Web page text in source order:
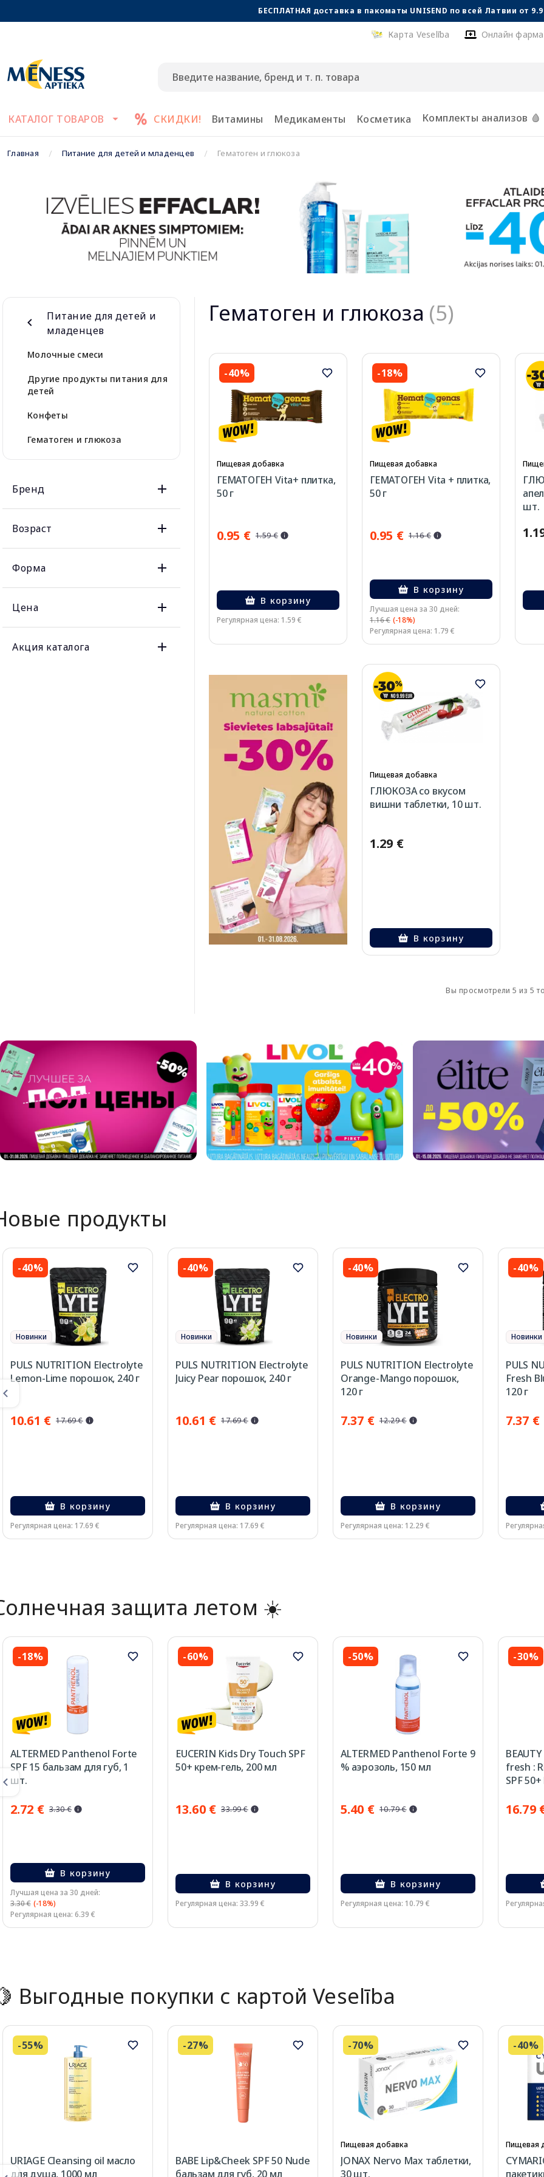
БЕСПЛАТНАЯ доставка в пакоматы UNISEND по всей Латвии от
Карта Veselība Онлайн
КАТАЛОГ ТОВАРОВ СКИДКИ! Витамины Медикаменты Косметика Комплекты анализов 🩸
Главная Питание для детей и младенцев Гематоген и глюкоза
Питание для детей и
младенцев
Молочные смеси
Другие продукты питания для
детей
Конфеты
Гематоген и глюкоза
Бренд
Возраст
Форма
Цена
Акция каталога
Гематоген и глюкоза (5)
-40%
Пищевая добавка
ГЕМАТОГЕН Vita+ плитка,
50 г
0.95 € 1.59 €
В корзину
Регулярная цена: 1.59 €
-18%
Пищевая добавка
ГЕМАТОГЕН Vita + плитка,
50 г
0.95 € 1.16 €
В корзину
Лучшая цена за 30 дней:
1.16 € (-18%)
Регулярная цена: 1.79 €
шт.
Пищевая добавка
ГЛЮКОЗА со вкусом
вишни таблетки, 10 шт.
1.29 €
В корзину
Вы просмотрели 5 из 5
продукты
-40%
Новинки
PULS NUTRITION Electrolyte
Lemon-Lime порошок, 240 г
10.61 € 17.69 €
В корзину
Регулярная цена: 17.69 €
-40%
Новинки
PULS NUTRITION Electrolyte
Juicy Pear порошок, 240 г
10.61 € 17.69 €
В корзину
Регулярная цена: 17.69 €
-40%
Новинки
PULS NUTRITION Electrolyte
Orange-Mango порошок,
120 г
7.37 € 12.29 €
В корзину
Регулярная цена: 12.29 €
-40%
Новинки
PULS
Fresh
120 г
7.37 €
защита летом ☀️
-18%
ALTERMED Panthenol Forte
SPF 15 бальзам для губ, 1
шт.
2.72 € 3.30 €
В корзину
Лучшая цена за 30 дней:
3.30 € (-18%)
Регулярная цена: 6.39 €
-60%
EUCERIN Kids Dry Touch SPF
50+ крем-гель, 200 мл
13.60 € 33.99 €
В корзину
Регулярная цена: 33.99 €
-50%
ALTERMED Panthenol Forte 9
% аэрозоль, 150 мл
5.40 € 10.79 €
В корзину
Регулярная цена: 10.79 €
-30%
fresh :
SPF
16.79
Выгодные покупки с картой Veselība
-55%
URIAGE Cleansing oil масло
для душа, 1000 мл
-27%
BABE Lip&Cheek SPF 50 Nude
бальзам для губ, 20 мл
-70%
Пищевая добавка
JONAX Nervo Max таблетки,
30 шт.
-40%
Пищевая